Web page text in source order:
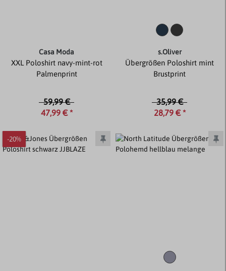
Casa Moda
XXL Poloshirt navy-mint-rot
Palmenprint
59,99 €
47,99 € *
s.Oliver
Übergrößen Poloshirt mint
Brustprint
35,99 €
28,79 € *
-20%